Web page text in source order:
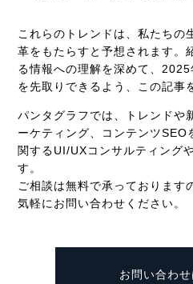
これらのトレンドは、私たちの
革をもたらすと予想されます。
る情報への理解を深めて、
を先取りできるよう、この記事
パンタグラフでは、トレンドや
ーケティング、コンテンツSEO
関するUI/UXコンサルティング
す。
ご相談は無料で承っております
気軽にお問い合わせください。
お問い合わ